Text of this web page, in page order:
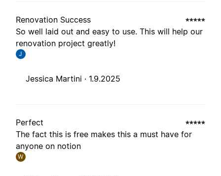
Renovation Success
So well laid out and easy to use. This will help our
renovation project greatly!
J
Jessica Martini · 1.9.2025
Perfect
The fact this is free makes this a must have for
anyone on notion
W